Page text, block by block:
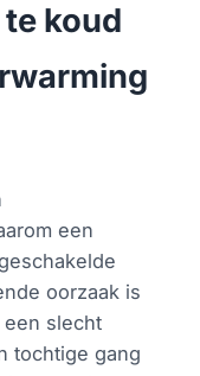
koud
een
oorzaak is
slecht
tochtige gang